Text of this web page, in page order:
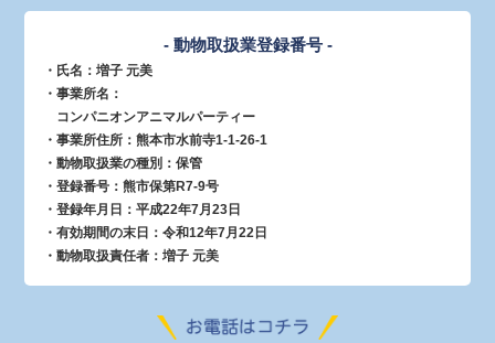
- 動物取扱業登録番号 -
・氏名：増子 元美
・事業所名：
コンパニオンアニマルパーティー
・事業所住所：熊本市水前寺1-1-26-1
・動物取扱業の種別：保管
・登録番号：熊市保第R7-9号
・登録年月日：平成22年7月23日
・有効期間の末日：令和12年7月22日
・動物取扱責任者：増子 元美